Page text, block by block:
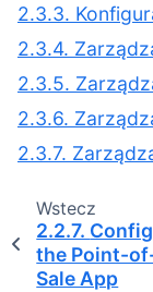
2.3.3.
2.3.4.
2.3.5.
2.3.6.
2.3.7.
Wstecz
2.2.7.
the Point-
Sale App